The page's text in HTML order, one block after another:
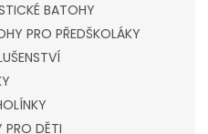
BATOHY
PRO PŘEDŠKOLÁKY
PRO DĚTI